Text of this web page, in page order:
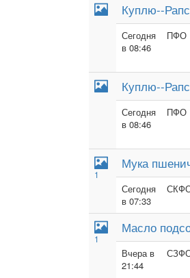
Куплю--
Сегодня
в 08:46
ПФО
Куплю--
Сегодня
в 08:46
ПФО
1
Мука
Сегодня
в 07:33
1
Масло
Вчера в
21:44